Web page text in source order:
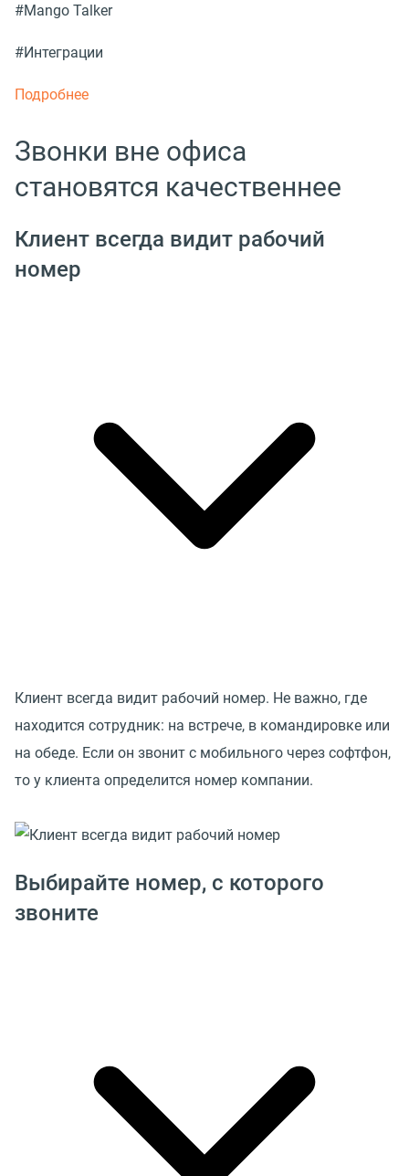
#Mango Talker
#Интеграции
Подробнее
Звонки вне офиса
становятся качественнее
Клиент всегда видит рабочий
номер
Клиент всегда видит рабочий номер. Не важно, где
находится сотрудник: на встрече, в командировке или
на обеде. Если он звонит с мобильного через софтфон,
то у клиента определится номер компании.
Выбирайте номер, с которого
звоните